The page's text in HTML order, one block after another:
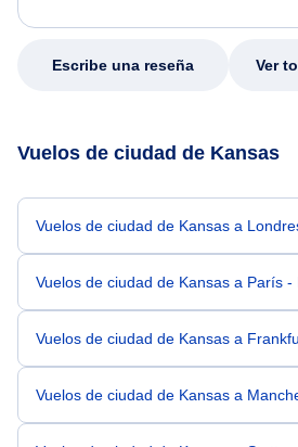
Escribe una reseña Ver
Vuelos de ciudad de Kansas
Vuelos de ciudad de Kansas a
Vuelos de ciudad de Kansas a París -
Vuelos de ciudad de Kansas a
Vuelos de ciudad de Kansas a